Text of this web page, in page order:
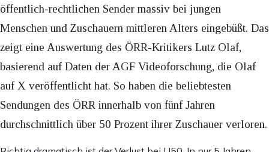
öffentlich-rechtlichen Sender massiv bei jungen
Menschen und Zuschauern mittleren Alters eingebüßt. Das
zeigt eine Auswertung des ÖRR-Kritikers Lutz Olaf,
basierend auf Daten der AGF Videoforschung, die Olaf
auf X veröffentlicht hat. So haben die beliebtesten
Sendungen des ÖRR innerhalb von fünf Jahren
durchschnittlich über 50 Prozent ihrer Zuschauer verloren.